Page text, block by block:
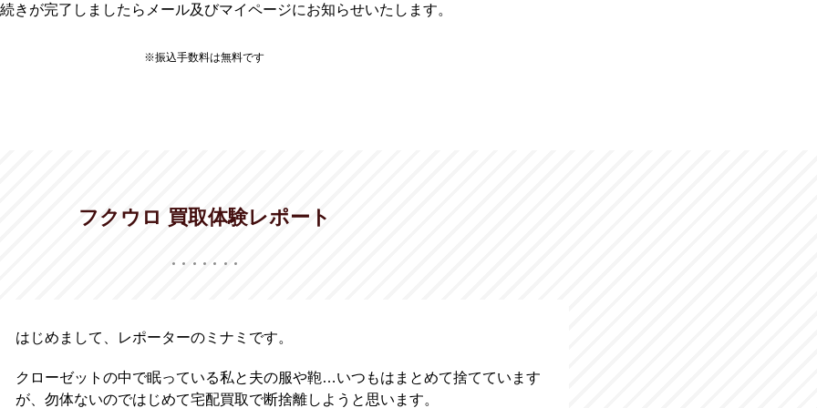
きが完了しましたらメール及びマイページにお知らせいたします。
※振込手数料は無料です
フクウロ 買取体験レポート
はじめまして、レポーターのミナミです。
クローゼットの中で眠っている私と夫の服や鞄…いつもはまとめて捨てています
が、勿体ないのではじめて宅配買取で断捨離しようと思います。